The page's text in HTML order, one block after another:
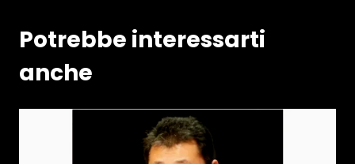
Potrebbe interessarti
anche